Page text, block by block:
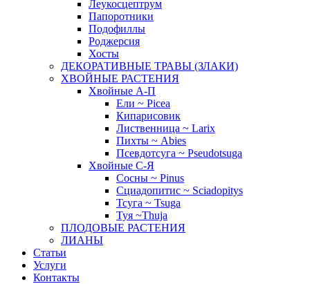
Леукосцептрум
Папоротники
Подофиллы
Роджерсия
Хосты
ДЕКОРАТИВНЫЕ ТРАВЫ (ЗЛАКИ)
ХВОЙНЫЕ РАСТЕНИЯ
Хвойные А-П
Ели ~ Picea
Кипарисовик
Лиственница ~ Larix
Пихты ~ Abies
Псевдотсуга ~ Pseudotsuga
Хвойные С-Я
Сосны ~ Pinus
Сциадопитис ~ Sciadopitys
Тсуга ~ Tsuga
Туя ~Thuja
ПЛОДОВЫЕ РАСТЕНИЯ
ЛИАНЫ
Статьи
Услуги
Контакты